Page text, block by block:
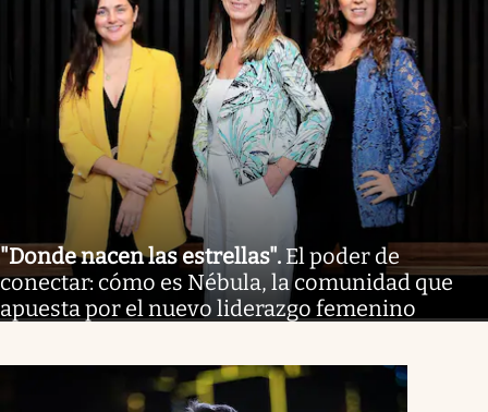
"Donde nacen las estrellas". El poder de
conectar: cómo es Nébula, la comunidad que
apuesta por el nuevo liderazgo femenino